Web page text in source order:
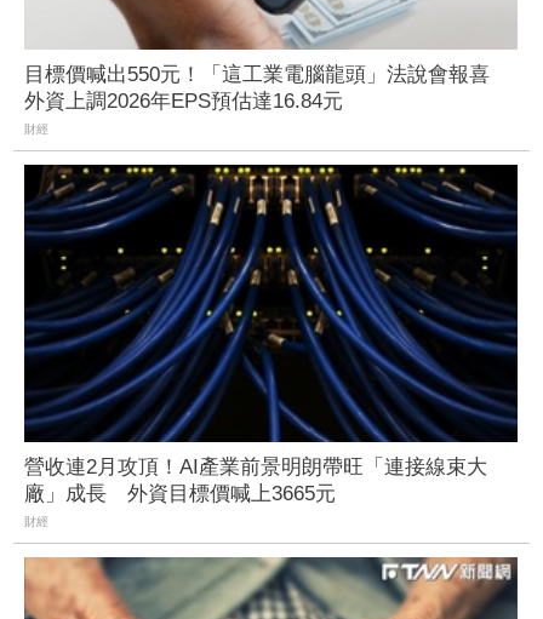
目標價喊出550元！「這工業電腦龍頭」法說會報喜
外資上調2026年EPS預估達16.84元
財經
營收連2月攻頂！AI產業前景明朗帶旺「連接線束大
廠」成長 外資目標價喊上3665元
財經